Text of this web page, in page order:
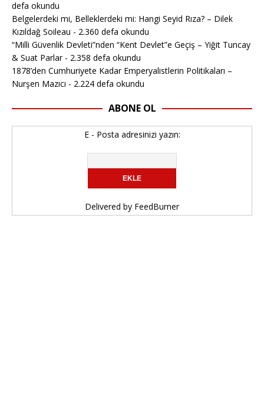
defa okundu
Belgelerdeki mi, Belleklerdeki mi: Hangi Seyid Rıza? – Dilek
Kızıldağ Soileau - 2.360 defa okundu
“Milli Güvenlik Devleti”nden “Kent Devlet”e Geçiş – Yiğit Tuncay
& Suat Parlar- 2.358 defa okundu
1878’den Cumhuriyete Kadar Emperyalistlerin Politikaları –
Nurşen Mazıcı - 2.224 defa okundu
ABONE OL
E - Posta adresinizi yazın:
Delivered by FeedBurner